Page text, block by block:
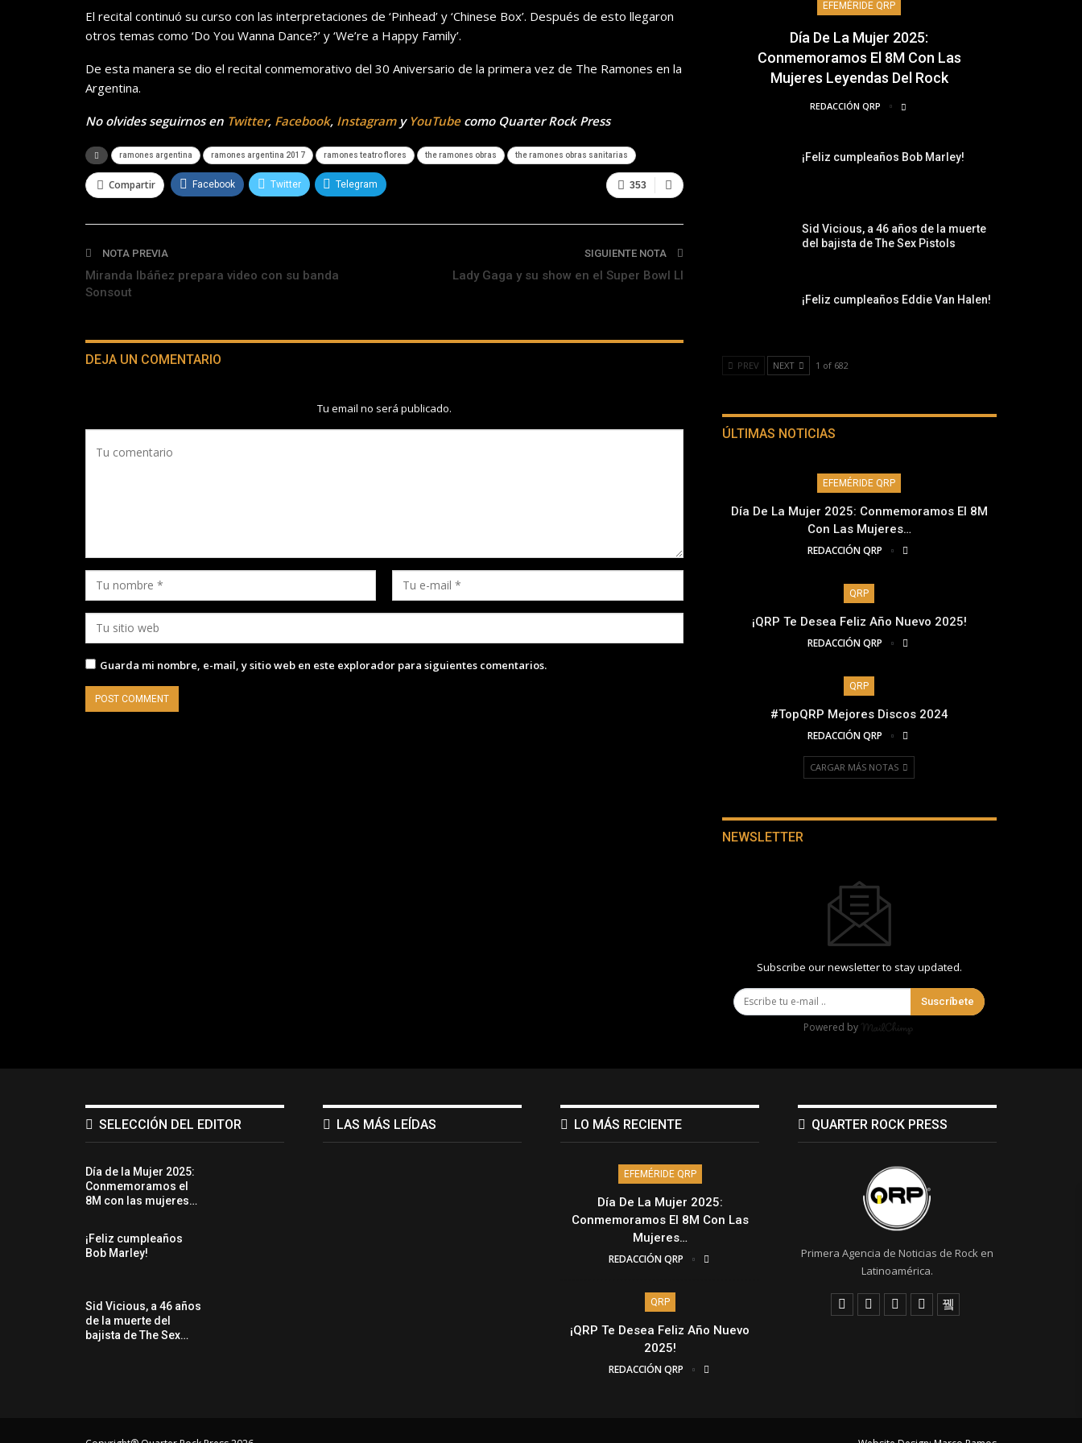
El recital continuó su curso con las interpretaciones de ‘Pinhead’ y ‘Chinese Box’. Después de esto llegaron
otros temas como ‘Do You Wanna Dance?’ y ‘We’re a Happy Family’.
De esta manera se dio el recital conmemorativo del 30 Aniversario de la primera vez de The Ramones en la
Argentina.
No olvides seguirnos en Twitter, Facebook, Instagramy YouTubecomo Quarter Rock Press
ramones argentina ramones argentina 2017 ramones teatro flores the ramones obras the ramones obras sanitarias
353
Compartir Facebook Twitter Telegram
NOTA PREVIA
Miranda Ibáñez prepara video con su banda
Sonsout
SIGUIENTE NOTA
Lady Gaga y su show en el Super Bowl LI
DEJA UN COMENTARIO
Tu email no será publicado.
Guarda mi nombre, e-mail, y sitio web en este explorador para siguientes comentarios.
EFEMÉRIDE QRP
Día De La Mujer 2025:
Conmemoramos El 8M Con Las
Mujeres Leyendas Del Rock
REDACCIÓN QRP
¡Feliz cumpleaños Bob Marley!
Sid Vicious, a 46 años de la muerte
del bajista de The Sex Pistols
¡Feliz cumpleaños Eddie Van Halen!
PREV NEXT 1 of 682
ÚLTIMAS NOTICIAS
EFEMÉRIDE QRP
Día De La Mujer 2025: Conmemoramos El 8M
Con Las Mujeres…
REDACCIÓN QRP
QRP
¡QRP Te Desea Feliz Año Nuevo 2025!
REDACCIÓN QRP
QRP
#TopQRP Mejores Discos 2024
REDACCIÓN QRP
CARGAR MÁS NOTAS
NEWSLETTER
Subscribe our newsletter to stay updated.
Suscríbete
Powered by
SELECCIÓN DEL EDITOR
Día de la Mujer 2025:
Conmemoramos el
8M con las mujeres…
¡Feliz cumpleaños
Bob Marley!
Sid Vicious, a 46 años
de la muerte del
bajista de The Sex…
LAS MÁS LEÍDAS LO MÁS RECIENTE
EFEMÉRIDE QRP
Día De La Mujer 2025:
Conmemoramos El 8M Con Las
Mujeres…
REDACCIÓN QRP
QRP
¡QRP Te Desea Feliz Año Nuevo
2025!
REDACCIÓN QRP
QUARTER ROCK PRESS
Primera Agencia de Noticias de Rock en
Latinoamérica.